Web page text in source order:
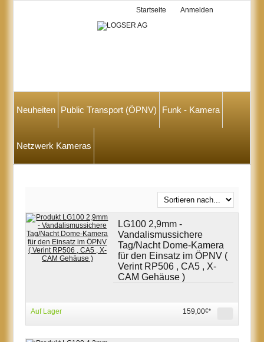
Startseite Anmelden
Neuheiten Public Transport (ÖPNV) Funk - Kamera
Netzwerk Kameras
LG100 2,9mm -
Vandalismussichere
Tag/Nacht Dome-Kamera
für den Einsatz im ÖPNV (
Verint RP506 , CA5 , X-
CAM Gehäuse )
Auf Lager 159,00€*